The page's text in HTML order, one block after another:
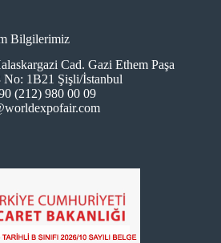
Bilgilerimiz
Cad. Gazi Ethem Paşa
No: 1B21 Şişli/İstanbul
(212) 980 00 09